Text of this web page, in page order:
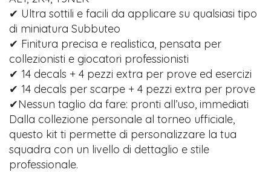
✔ Ultra sottili e facili da applicare su qualsiasi tipo
di miniatura Subbuteo
✔ Finitura precisa e realistica, pensata per
collezionisti e giocatori professionisti
✔ 14 decals + 4 pezzi extra per prove ed esercizi
✔ 14 decals per scarpe + 4 pezzi extra per prove
✔Nessun taglio da fare: pronti all’uso, immediati
Dalla collezione personale al torneo ufficiale,
questo kit ti permette di personalizzare la tua
squadra con un livello di dettaglio e stile
professionale.